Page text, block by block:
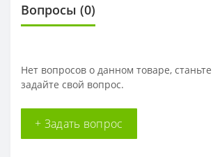
Вопросы (0)
Нет вопросов о данном товаре,
задайте свой вопрос.
+ Задать вопрос